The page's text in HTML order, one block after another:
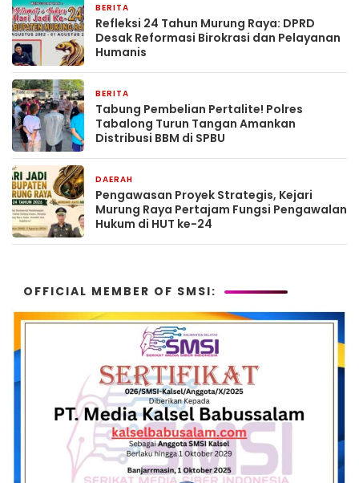
BERITA
Refleksi 24 Tahun Murung Raya: DPRD
Desak Reformasi Birokrasi dan Pelayanan
Humanis
BERITA
Tabung Pembelian Pertalite! Polres
Tabalong Turun Tangan Amankan
Distribusi BBM di SPBU
DAERAH
Pengawasan Proyek Strategis, Kejari
Murung Raya Pertajam Fungsi Pengawalan
Hukum di HUT ke-24
OFFICIAL MEMBER OF SMSI: